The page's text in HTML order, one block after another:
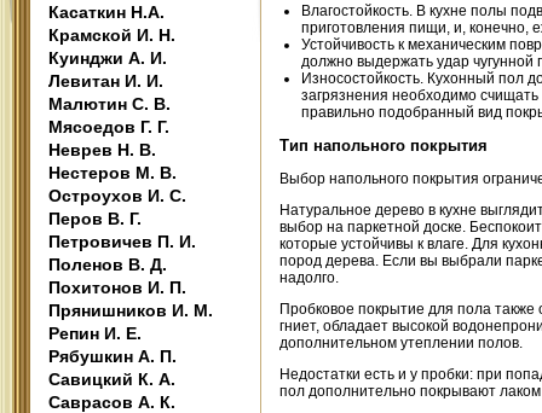
Касаткин Н.А.
Крамской И. Н.
Куинджи А. И.
Левитан И. И.
Малютин С. В.
Мясоедов Г. Г.
Неврев Н. В.
Нестеров М. В.
Остроухов И. С.
Перов В. Г.
Петровичев П. И.
Поленов В. Д.
Похитонов И. П.
Прянишников И. М.
Репин И. Е.
Рябушкин А. П.
Савицкий К. А.
Саврасов А. К.
Влагостойкость. В кухне полы
приготовления пищи, и, конечно,
Устойчивость к механическим
должно выдержать удар чугунной
Износостойкость. Кухонный пол
загрязнения необходимо
правильно подобранный вид
Тип напольного покрытия
Выбор напольного покрытия
Натуральное дерево в кухне
выбор на паркетной доске.
которые устойчивы к влаге. Для
пород дерева. Если вы выбрали
надолго.
Пробковое покрытие для пола
гниет, обладает высокой
дополнительном утеплении полов.
Недостатки есть и у пробки: при
пол дополнительно покрывают